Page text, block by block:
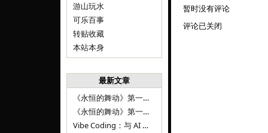
游山玩水
可乐百事
转贴收藏
本站本身
最新文章
《永恒的舞动》第一百二十八章
《永恒的舞动》第一百二十七章
Vibe Coding：与 AI 并肩进步——言泉输入法 v0.4.1
暂时没有评论
评论已关闭